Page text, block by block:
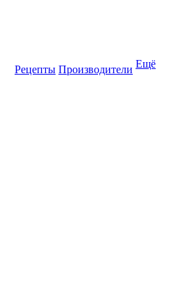
Рецепты Производители Ещё